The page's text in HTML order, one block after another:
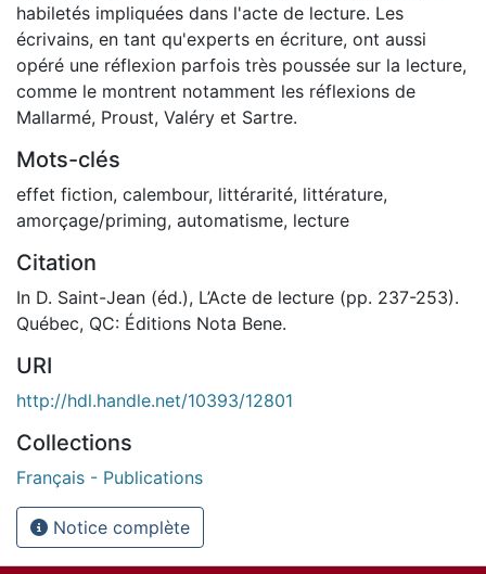
habiletés impliquées dans l'acte de lecture. Les
écrivains, en tant qu'experts en écriture, ont aussi
opéré une réflexion parfois très poussée sur la lecture,
comme le montrent notamment les réflexions de
Mallarmé, Proust, Valéry et Sartre.
Mots-clés
effet fiction, calembour, littérarité, littérature,
amorçage/priming, automatisme, lecture
Citation
In D. Saint-Jean (éd.), L’Acte de lecture (pp. 237-253).
Québec, QC: Éditions Nota Bene.
URI
http://hdl.handle.net/10393/12801
Collections
Français - Publications
Notice complète